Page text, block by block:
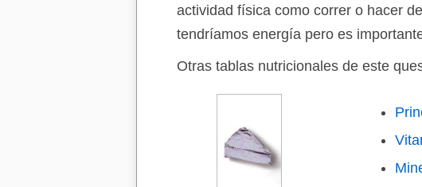
actividad física como correr o hacer
tendríamos energía pero es
Otras tablas nutricionales de este